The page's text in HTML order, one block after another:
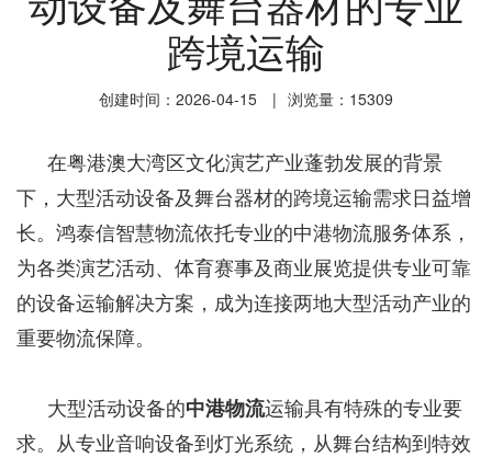
跨境运输
创建时间：2026-04-15 | 浏览量：15309
在粤港澳大湾区文化演艺产业蓬勃发展的背景
下，大型活动设备及舞台器材的跨境运输需求日益增
长。鸿泰信智慧物流依托专业的中港物流服务体系，
为各类演艺活动、体育赛事及商业展览提供专业可靠
的设备运输解决方案，成为连接两地大型活动产业的
重要物流保障。
大型活动设备的中港物流运输具有特殊的专业要
求。从专业音响设备到灯光系统，从舞台结构到特效